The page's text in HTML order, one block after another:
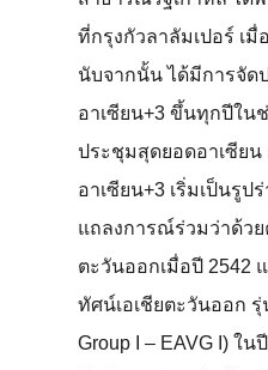
ที่กรุงกัวลาลัมเปอร์ เ
นับจากนั้น ได้มีการจัด
อาเซียน+3 ขึ้นทุกปีใน
ประชุมสุดยอดอาเซีย
อาเซียน+3 เริ่มเป็นรูป
แถลงการณ์ร่วมว่าด้วย
ตะวันออกเมื่อปี 2542
ทัศน์เอเชียตะวันออก รุ่
Group I – EAVG I) ใ